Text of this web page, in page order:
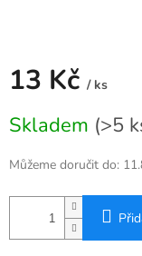
13 Kč / ks
cena:
Skladem (>5
Můžeme doručit do: